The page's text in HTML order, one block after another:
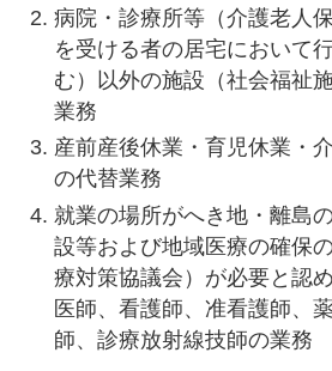
病院・診療所等（介護老人
を受ける者の居宅において
む）以外の施設（社会福祉
業務
産前産後休業・育児休業・
の代替業務
就業の場所がへき地・離島
設等および地域医療の確保
療対策協議会）が必要と認
医師、看護師、准看護師、
師、診療放射線技師の業務​